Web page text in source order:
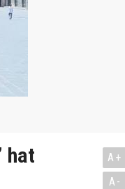
hat
A+
A-